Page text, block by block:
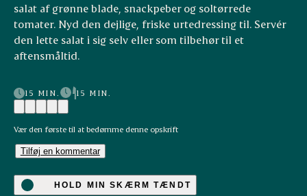
salat af grønne blade, snackpeber og soltørrede
tomater. Nyd den dejlige, friske urtedressing til. Servér
den lette salat i sig selv eller som tilbehør til et
aftensmåltid.
15 MIN. 15 MIN.
Vær den første til at bedømme denne opskrift
Tilføj en kommentar
HOLD MIN SKÆRM TÆNDT